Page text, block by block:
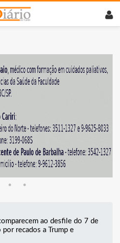
ao desfile do 7 de
recados a Trump e